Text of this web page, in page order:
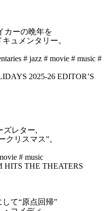
カーの晩年を
ュメンタリー。
# jazz # movie # music #
ズレター,
クリスマス”。
# music
て“原点回帰”